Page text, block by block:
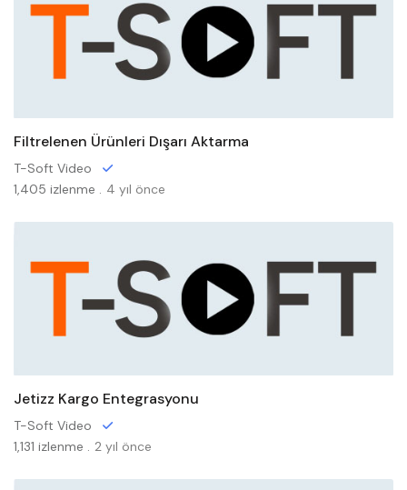
Filtrelenen Ürünleri Dışarı Aktarma
T-Soft Video
1,405 izlenme . 4 yıl önce
Jetizz Kargo Entegrasyonu
T-Soft Video
1,131 izlenme . 2 yıl önce